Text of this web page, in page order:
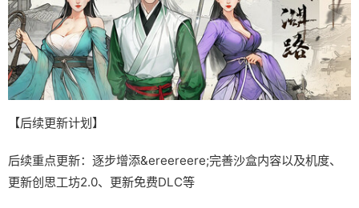
【后续更新计划】
后续重点更新：逐步增添&ereereere;完善沙盒内容以及机度、
更新创思工坊2.0、更新免费DLC等